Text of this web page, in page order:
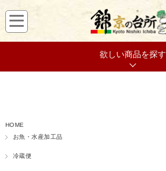
欲しい商品を探す
HOME
お魚・水産加工品
冷蔵便